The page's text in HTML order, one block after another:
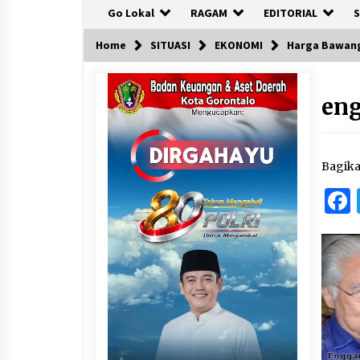
Go Lokal RAGAM EDITORIAL
Home SITUASI EKONOMI Harga